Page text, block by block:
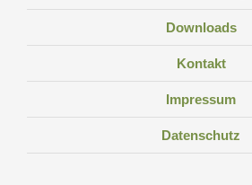
Downloads
Kontakt
Impressum
Datenschutz